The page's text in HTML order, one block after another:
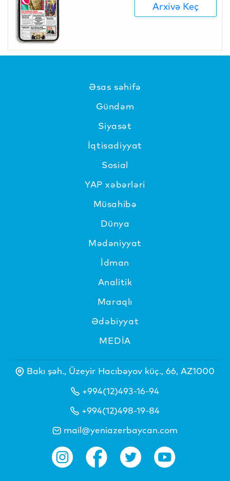
Arxivə Keç
Əsas səhifə
Gündəm
Siyasət
İqtisadiyyat
Sosial
YAP xəbərləri
Müsahibə
Dünya
Mədəniyyat
İdman
Analitik
Maraqlı
Ədəbiyyat
MEDİA
Bakı şəh., Üzeyir Hacıbəyov küç., 66, AZ1000
+994(12)493-16-94
+994(12)498-19-84
mail@yeniazerbaycan.com